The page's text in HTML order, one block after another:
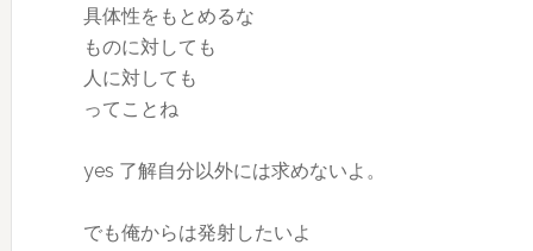
具体性をもとめるな
ものに対しても
人に対しても
ってことね
yes 了解自分以外には求めないよ。
でも俺からは発射したいよ